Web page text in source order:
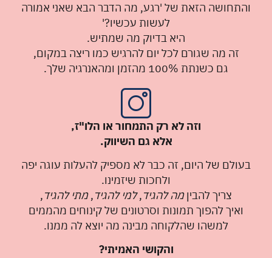
והתחושה הזאת של 'רגע, מה הדבר הבא שאני אמורה
לעשות עכשיו?'
היא בדיוק מה שמתיש.
זה מה שגורם לכל יום להרגיש כמו ריצה במקום,
גם כשנתת 100% מהזמן ומהאנרגיה שלך.
וזה לא רק התמחור או הלו"ז,
אלא גם השיווק.
בעולם של היום, זה כבר לא מספיק להעלות עוגה יפה
ולחכות שיזמינו.
צריך להביןמה להגיד,למי להגיד,מתי להגיד,
ואיך להפוך תמונות וסרטונים של קינוחים מהממים
למשהו שהלקוחה מבינה מה יוצא לה ממנו.
והקושי האמיתי?